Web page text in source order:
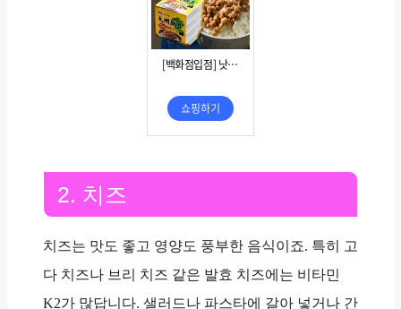
2. 치즈
치즈는 맛도 좋고 영양도 풍부한 음식이죠. 특히 고
다 치즈나 브리 치즈 같은 발효 치즈에는 비타민
K2가 많답니다. 샐러드나 파스타에 갈아 넣거나 간